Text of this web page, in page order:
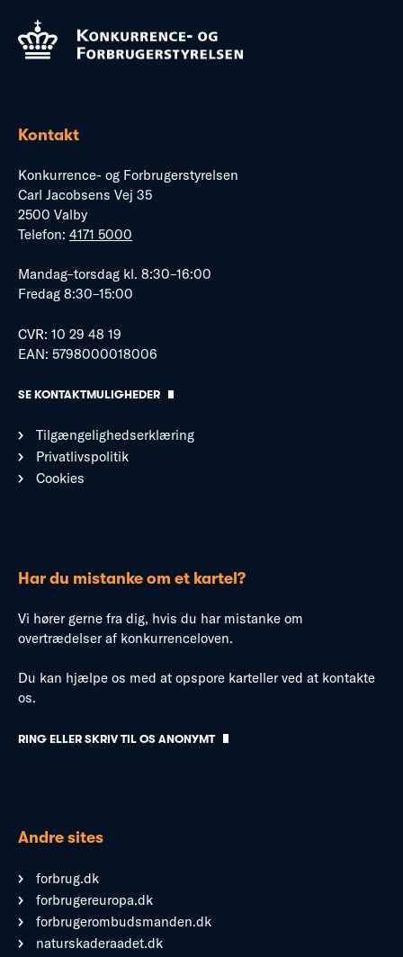
Kontakt
Konkurrence- og Forbrugerstyrelsen
Carl Jacobsens Vej 35
2500 Valby
Telefon: 4171 5000
Mandag–torsdag kl. 8:30–16:00
Fredag 8:30–15:00
CVR: 10 29 48 19
EAN: 5798000018006
SE KONTAKTMULIGHEDER
Tilgængelighedserklæring
Privatlivspolitik
Cookies
Har du mistanke om et kartel?
Vi hører gerne fra dig, hvis du har mistanke om
overtrædelser af konkurrenceloven.
Du kan hjælpe os med at opspore karteller ved at kontakte
os.
RING ELLER SKRIV TIL OS ANONYMT
Andre sites
forbrug.dk
forbrugereuropa.dk
forbrugerombudsmanden.dk
naturskaderaadet.dk